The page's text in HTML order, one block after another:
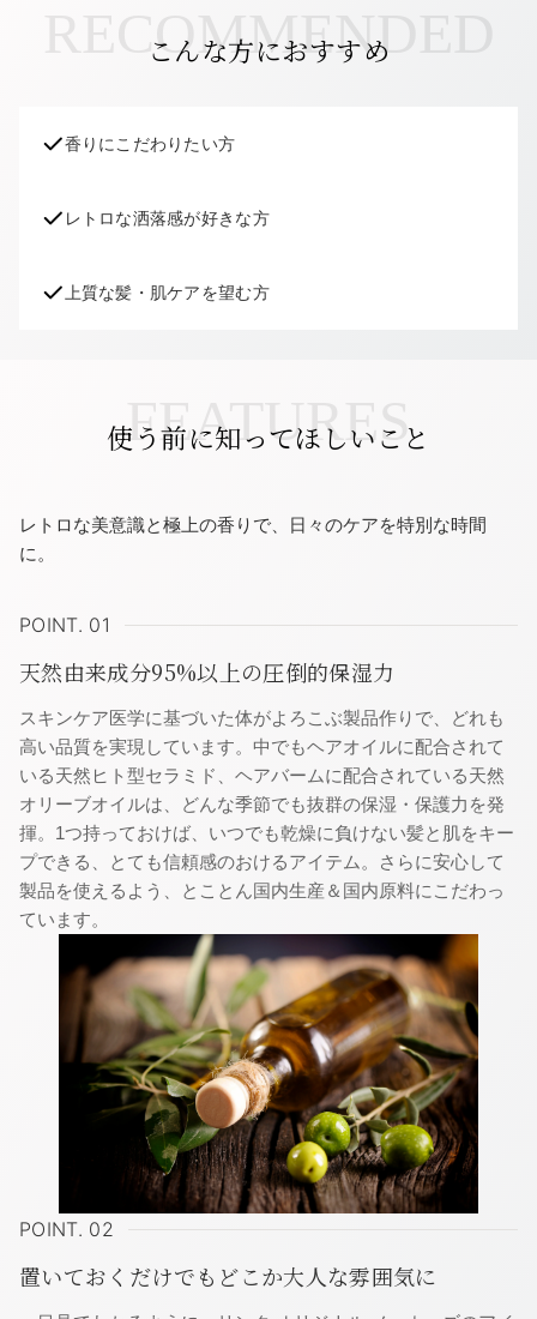
RECOMMENDED
こんな方におすすめ
香りにこだわりたい方
レトロな洒落感が好きな方
上質な髪・肌ケアを望む方
FEATURES
使う前に知ってほしいこと
レトロな美意識と極上の香りで、日々のケアを特別な時間
に。
POINT. 01
天然由来成分95%以上の圧倒的保湿力
スキンケア医学に基づいた体がよろこぶ製品作りで、どれも
高い品質を実現しています。中でもヘアオイルに配合されて
いる天然ヒト型セラミド、ヘアバームに配合されている天然
オリーブオイルは、どんな季節でも抜群の保湿・保護力を発
揮。1つ持っておけば、いつでも乾燥に負けない髪と肌をキー
プできる、とても信頼感のおけるアイテム。さらに安心して
製品を使えるよう、とことん国内生産＆国内原料にこだわっ
ています。
POINT. 02
置いておくだけでもどこか大人な雰囲気に